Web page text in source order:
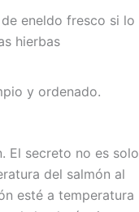
eneldo fresco si lo
hierbas
y ordenado.
El secreto no es solo
del salmón al
esté a temperatura